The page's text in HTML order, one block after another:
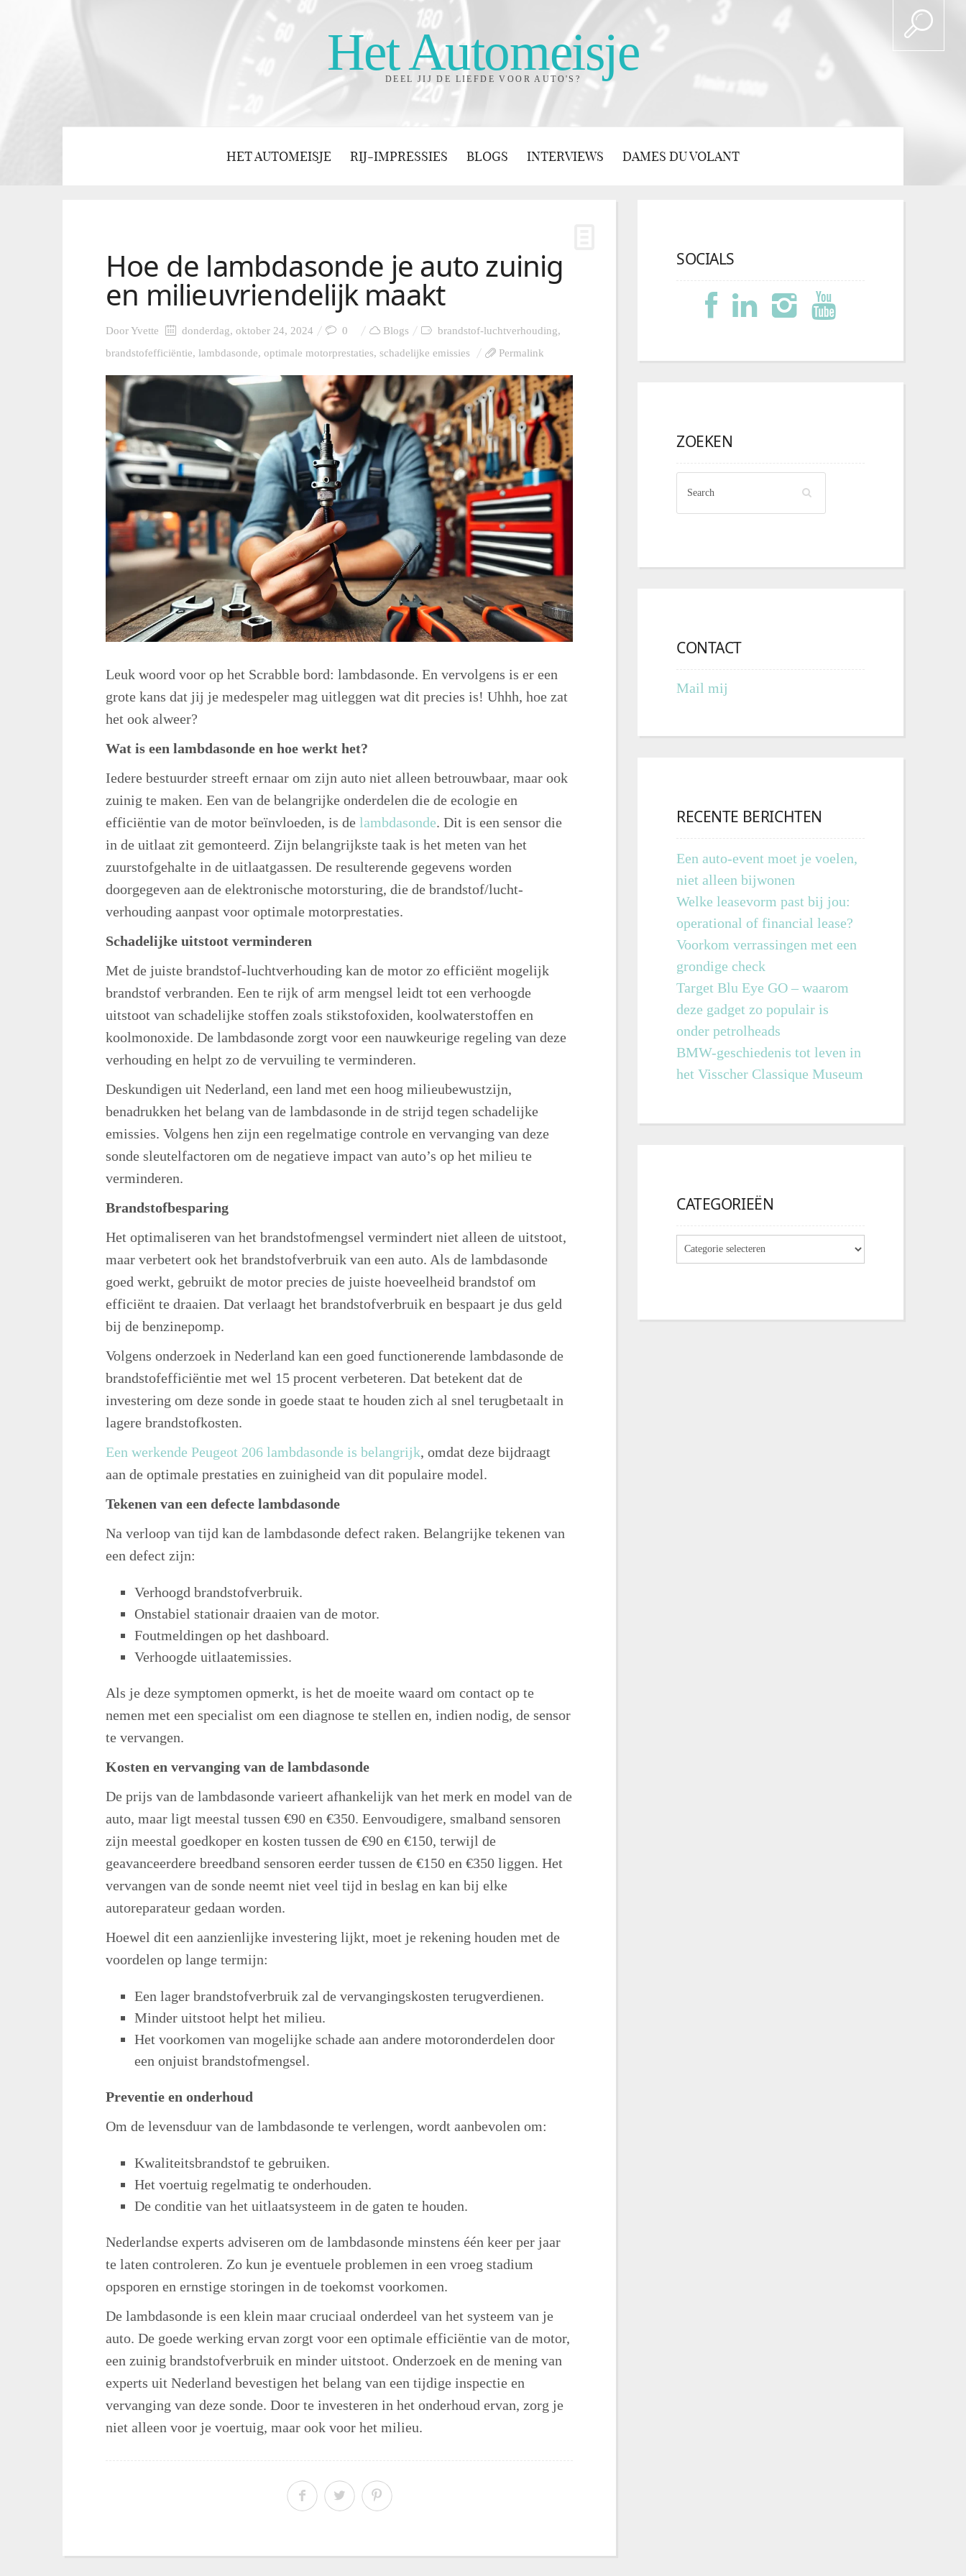
Het Automeisje
DEEL JIJ DE LIEFDE VOOR AUTO'S?
HET AUTOMEISJE RIJ-IMPRESSIES BLOGS INTERVIEWS DAMES DU VOLANT
Hoe de lambdasonde je auto zuinig
en milieuvriendelijk maakt
DoorYvette donderdag, oktober 24, 2024 0 Blogs brandstof-luchtverhouding,
brandstofefficiëntie, lambdasonde, optimale motorprestaties, schadelijke emissies Permalink
Leuk woord voor op het Scrabble bord: lambdasonde. En vervolgens is er een
grote kans dat jij je medespeler mag uitleggen wat dit precies is! Uhhh, hoe zat
het ook alweer?
Wat is een lambdasonde en hoe werkt het?
Iedere bestuurder streeft ernaar om zijn auto niet alleen betrouwbaar, maar ook
zuinig te maken. Een van de belangrijke onderdelen die de ecologie en
efficiëntie van de motor beïnvloeden, is de lambdasonde. Dit is een sensor die
in de uitlaat zit gemonteerd. Zijn belangrijkste taak is het meten van het
zuurstofgehalte in de uitlaatgassen. De resulterende gegevens worden
doorgegeven aan de elektronische motorsturing, die de brandstof/lucht-
verhouding aanpast voor optimale motorprestaties.
Schadelijke uitstoot verminderen
Met de juiste brandstof-luchtverhouding kan de motor zo efficiënt mogelijk
brandstof verbranden. Een te rijk of arm mengsel leidt tot een verhoogde
uitstoot van schadelijke stoffen zoals stikstofoxiden, koolwaterstoffen en
koolmonoxide. De lambdasonde zorgt voor een nauwkeurige regeling van deze
verhouding en helpt zo de vervuiling te verminderen.
Deskundigen uit Nederland, een land met een hoog milieubewustzijn,
benadrukken het belang van de lambdasonde in de strijd tegen schadelijke
emissies. Volgens hen zijn een regelmatige controle en vervanging van deze
sonde sleutelfactoren om de negatieve impact van auto’s op het milieu te
verminderen.
Brandstofbesparing
Het optimaliseren van het brandstofmengsel vermindert niet alleen de uitstoot,
maar verbetert ook het brandstofverbruik van een auto. Als de lambdasonde
goed werkt, gebruikt de motor precies de juiste hoeveelheid brandstof om
efficiënt te draaien. Dat verlaagt het brandstofverbruik en bespaart je dus geld
bij de benzinepomp.
Volgens onderzoek in Nederland kan een goed functionerende lambdasonde de
brandstofefficiëntie met wel 15 procent verbeteren. Dat betekent dat de
investering om deze sonde in goede staat te houden zich al snel terugbetaalt in
lagere brandstofkosten.
Een werkende Peugeot 206 lambdasonde is belangrijk, omdat deze bijdraagt
aan de optimale prestaties en zuinigheid van dit populaire model.
Tekenen van een defecte lambdasonde
Na verloop van tijd kan de lambdasonde defect raken. Belangrijke tekenen van
een defect zijn:
Verhoogd brandstofverbruik.
Onstabiel stationair draaien van de motor.
Foutmeldingen op het dashboard.
Verhoogde uitlaatemissies.
Als je deze symptomen opmerkt, is het de moeite waard om contact op te
nemen met een specialist om een diagnose te stellen en, indien nodig, de sensor
te vervangen.
Kosten en vervanging van de lambdasonde
De prijs van de lambdasonde varieert afhankelijk van het merk en model van de
auto, maar ligt meestal tussen €90 en €350. Eenvoudigere, smalband sensoren
zijn meestal goedkoper en kosten tussen de €90 en €150, terwijl de
geavanceerdere breedband sensoren eerder tussen de €150 en €350 liggen. Het
vervangen van de sonde neemt niet veel tijd in beslag en kan bij elke
autoreparateur gedaan worden.
Hoewel dit een aanzienlijke investering lijkt, moet je rekening houden met de
voordelen op lange termijn:
Een lager brandstofverbruik zal de vervangingskosten terugverdienen.
Minder uitstoot helpt het milieu.
Het voorkomen van mogelijke schade aan andere motoronderdelen door
een onjuist brandstofmengsel.
Preventie en onderhoud
Om de levensduur van de lambdasonde te verlengen, wordt aanbevolen om:
Kwaliteitsbrandstof te gebruiken.
Het voertuig regelmatig te onderhouden.
De conditie van het uitlaatsysteem in de gaten te houden.
Nederlandse experts adviseren om de lambdasonde minstens één keer per jaar
te laten controleren. Zo kun je eventuele problemen in een vroeg stadium
opsporen en ernstige storingen in de toekomst voorkomen.
De lambdasonde is een klein maar cruciaal onderdeel van het systeem van je
auto. De goede werking ervan zorgt voor een optimale efficiëntie van de motor,
een zuinig brandstofverbruik en minder uitstoot. Onderzoek en de mening van
experts uit Nederland bevestigen het belang van een tijdige inspectie en
vervanging van deze sonde. Door te investeren in het onderhoud ervan, zorg je
niet alleen voor je voertuig, maar ook voor het milieu.
SOCIALS
ZOEKEN
CONTACT
Mail mij
RECENTE BERICHTEN
Een auto-event moet je voelen,
niet alleen bijwonen
Welke leasevorm past bij jou:
operational of financial lease?
Voorkom verrassingen met een
grondige check
Target Blu Eye GO – waarom
deze gadget zo populair is
onder petrolheads
BMW-geschiedenis tot leven in
het Visscher Classique Museum
CATEGORIEËN